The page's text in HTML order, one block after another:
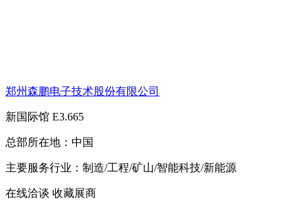
郑州森鹏电子技术股份有限公司
新国际馆 E3.665
总部所在地： 中国
主要服务行业： 制造/工程/矿山/智能科技/新能源
在线洽谈 收藏展商